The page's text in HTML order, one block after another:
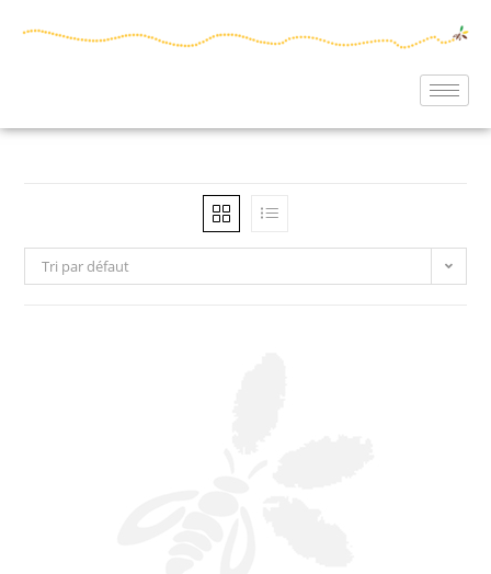
Tri par défaut